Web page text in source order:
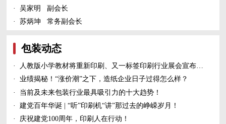
·
吴家明 副会长
·
苏炳坤 常务副会长
包装动态
·
人教版小学教材将重新印刷、又一标签印刷行业展会宣布延期、5家造纸及包装印刷富豪上榜新财富500富人榜......
·
业绩揭秘！“涨价潮”之下，造纸企业日子过得怎么样？
·
当前及未来包装行业最具吸引力的十大趋势！
·
建党百年华诞 | “听”印刷机“讲”那过去的峥嵘岁月！
·
庆祝建党100周年，印刷人在行动！